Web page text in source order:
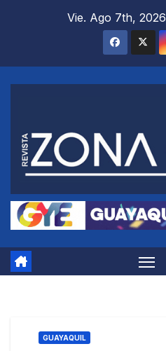
Vie. Ago 7th, 2026
GUAYAQUIL